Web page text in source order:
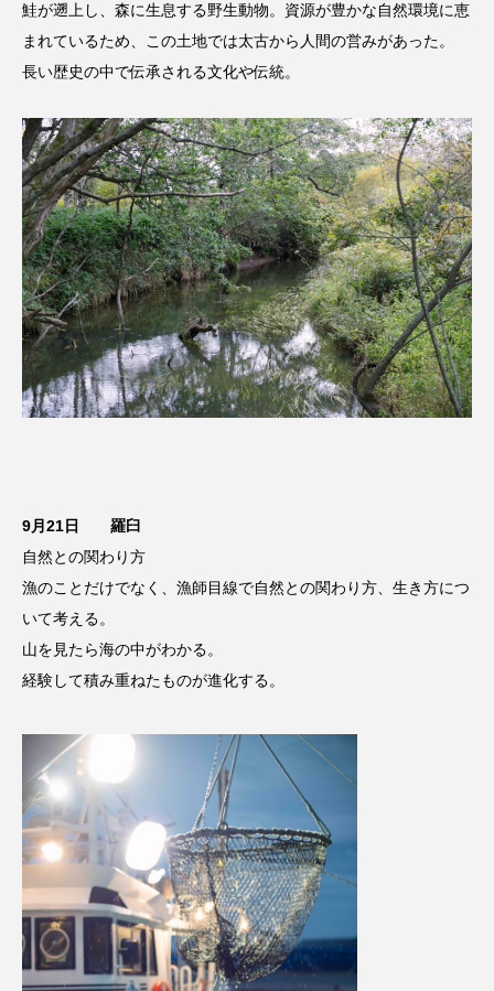
鮭が遡上し、森に生息する野生動物。資源が豊かな自然環境に恵
まれているため、この土地では太古から人間の営みがあった。
長い歴史の中で伝承される文化や伝統。
9月21日 羅臼
自然との関わり方
漁のことだけでなく、漁師目線で自然との関わり方、生き方につ
いて考える。
山を見たら海の中がわかる。
経験して積み重ねたものが進化する。